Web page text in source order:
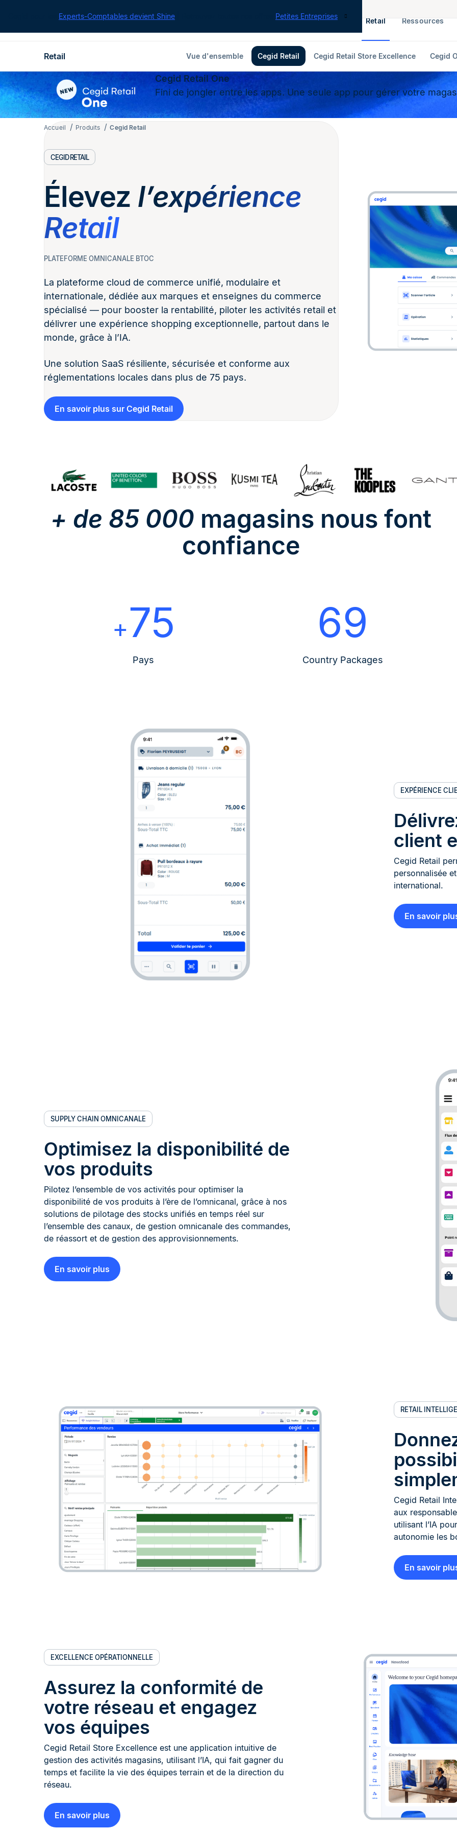
Experts-Comptables devient Shine Petites Entreprises
ERP Finance Retail Ressources
Retail Vue d'ensemble Cegid Retail Cegid Retail Store Excellence Cegid
Cegid Retail One
Fini de jongler entre les apps. Une seule app pour gérer votre
Accueil Produits Cegid Retail
CEGID RETAIL
Élevez l’expérience
Retail
PLATEFORME OMNICANALE BTOC
La plateforme cloud de commerce unifié, modulaire et
internationale, dédiée aux marques et enseignes du commerce
spécialisé — pour booster la rentabilité, piloter les activités retail et
délivrer une expérience shopping exceptionnelle, partout dans le
monde, grâce à l’IA.​
Une solution SaaS résiliente, sécurisée et conforme aux
réglementations locales dans plus de 75 pays.
En savoir plus sur Cegid Retail
+ de 85 000 magasins nous font
confiance
+75
Pays
69
Country Packages
EXPÉRIENCE
client
Cegid Retail
personnalisée
international.
En savoir
SUPPLY CHAIN OMNICANALE
Optimisez la disponibilité de
vos produits
Pilotez l’ensemble de vos activités pour optimiser la
disponibilité de vos produits à l’ère de l’omnicanal, grâce à nos
solutions de pilotage des stocks unifiés en temps réel sur
l’ensemble des canaux, de gestion omnicanale des commandes,
de réassort et de gestion des approvisionnements.
En savoir plus
RETAIL
Cegid Retail
aux
utilisant l’IA
autonomie les
En savoir
EXCELLENCE OPÉRATIONNELLE
Assurez la conformité de
votre réseau et engagez
vos équipes
Cegid Retail Store Excellence est une application intuitive de
gestion des activités magasins, utilisant l’IA, qui fait gagner du
temps et facilite la vie des équipes terrain et de la direction du
réseau.
En savoir plus